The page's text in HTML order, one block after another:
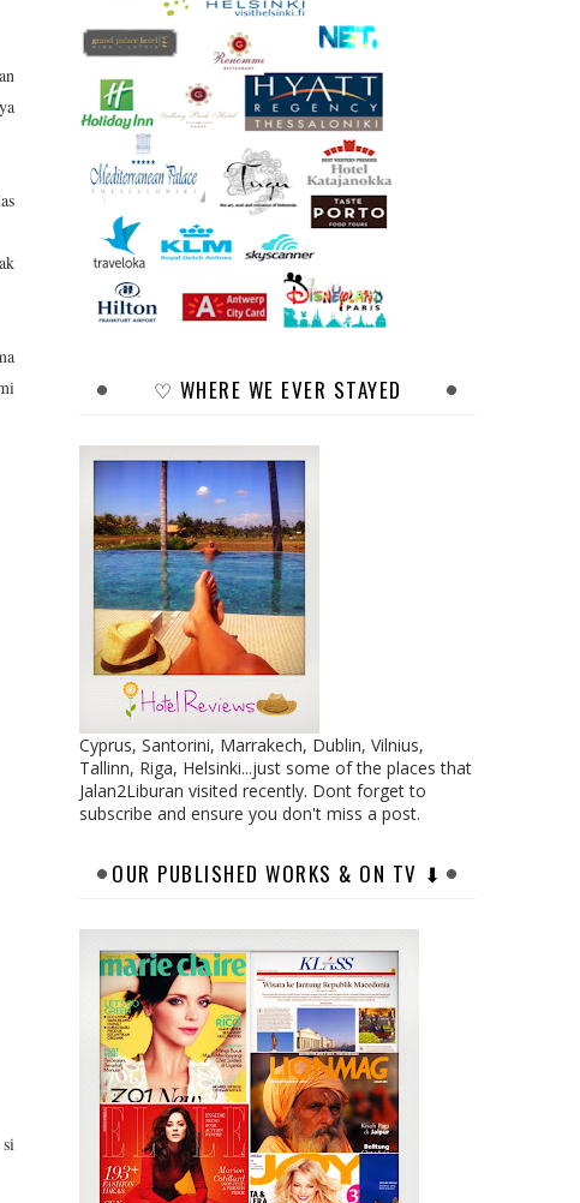
♡ WHERE WE EVER STAYED
Cyprus, Santorini, Marrakech, Dublin, Vilnius,
Tallinn, Riga, Helsinki...just some of the places that
Jalan2Liburan visited recently. Dont forget to
subscribe and ensure you don't miss a post.
OUR PUBLISHED WORKS & ON TV ⬇︎